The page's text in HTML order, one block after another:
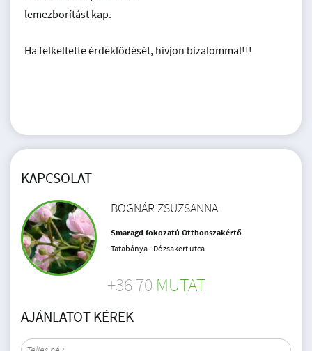
lemezborítást kap.
Ha felkeltette érdeklődését, hívjon bizalommal!!!
KAPCSOLAT
BOGNÁR ZSUZSANNA
Smaragd fokozatú Otthonszakértő
Tatabánya - Dózsakert utca
+36 70 MUTAT
AJÁNLATOT KÉREK